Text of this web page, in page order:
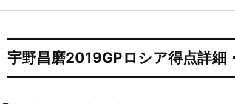
宇野昌磨2019GPロシア得点詳細